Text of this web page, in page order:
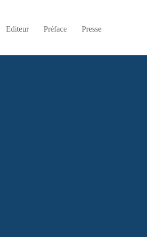
Editeur Préface Presse